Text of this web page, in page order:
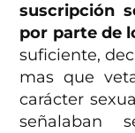
suscripción
por parte de
suficiente,
mas que
carácter
señalaban